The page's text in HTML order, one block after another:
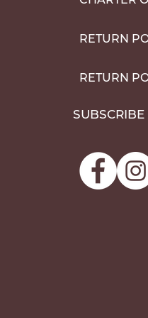
RETURN
RETURN